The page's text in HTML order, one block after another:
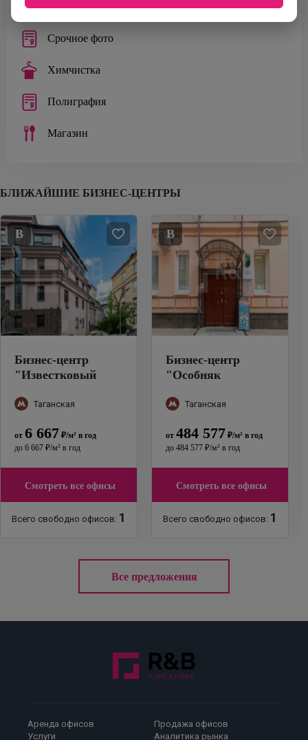
Срочное фото
Химчистка
Полиграфия
Магазин
БЛИЖАЙШИЕ БИЗНЕС-ЦЕНТРЫ
B
Бизнес-центр
"Известковый
Таганская
от 6 667 ₽/м² в год
до 6 667 ₽/м² в год
Смотреть все офисы
Всего свободно офисов: 1
B
Бизнес-центр
"Особняк
д. 5 стр. 2"
Таганская
от 484 577 ₽/м² в год
до 484 577 ₽/м² в год
Смотреть все офисы
Всего свободно офисов: 1
Все предложения
Аренда офисов
Продажа офисов
Услуги
Аналитика рынка